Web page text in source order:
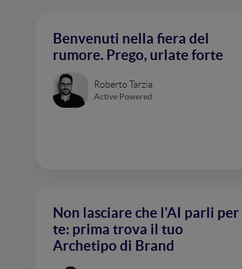
Benvenuti nella fiera del
rumore. Prego, urlate forte
Roberto Tarzia
Active Powered
Non lasciare che l'AI parli per
te: prima trova il tuo
Archetipo di Brand